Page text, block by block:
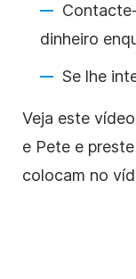
dinheiro
Se lhe
Veja este
e Pete e
colocam no